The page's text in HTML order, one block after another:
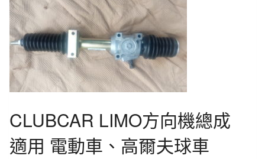
CLUBCAR LIMO方向機總成
適用 電動車、高爾夫球車